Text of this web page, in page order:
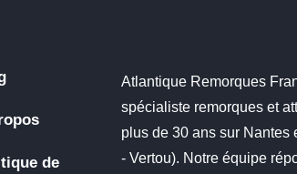
de
Atlantique Remorques
spécialiste remorques et
plus de 30 ans sur Nantes
- Vertou). Notre équipe